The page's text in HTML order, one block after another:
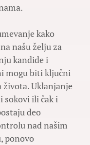
kako
našu želju za
kandide i
mogu biti ključni
Uklanjanje
sokovi ili čak i
deo
nad našim
ponovo